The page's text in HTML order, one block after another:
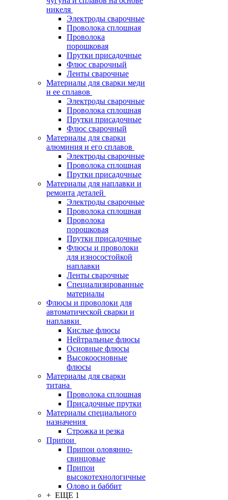
никеля
Электроды сварочные
Проволока сплошная
Проволока
порошковая
Прутки присадочные
Флюс сварочный
Ленты сварочные
Материалы для сварки меди
и ее сплавов
Электроды сварочные
Проволока сплошная
Прутки присадочные
Флюс сварочный
Материалы для сварки
алюминия и его сплавов
Электроды сварочные
Проволока сплошная
Прутки присадочные
Материалы для наплавки и
ремонта деталей
Электроды сварочные
Проволока сплошная
Проволока
порошковая
Прутки присадочные
Флюсы и проволоки
для износостойкой
наплавки
Ленты сварочные
Специализированные
материалы
Флюсы и проволоки для
автоматической сварки и
наплавки
Кислые флюсы
Нейтральные флюсы
Основные флюсы
Высокоосновные
флюсы
Материалы для сварки
титана
Проволока сплошная
Присадочные прутки
Материалы специального
назначения
Строжка и резка
Припои
Припои оловянно-
свинцовые
Припои
высокотехнологичные
Олово и баббит
+ ЕЩЕ 1